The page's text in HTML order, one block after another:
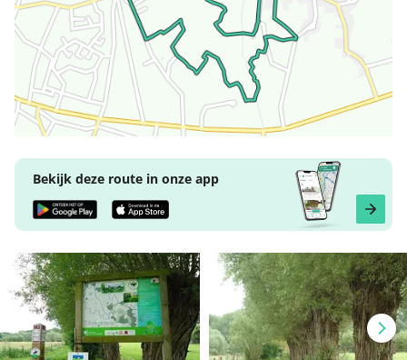
Bekijk deze route in onze app